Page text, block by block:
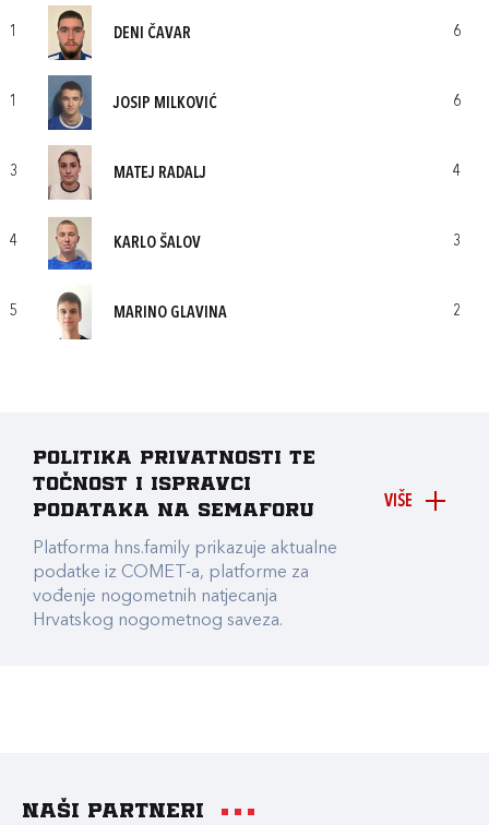
1 DENI ČAVAR 6
1 JOSIP MILKOVIĆ 6
3 MATEJ RADALJ 4
4 KARLO ŠALOV 3
5 MARINO GLAVINA 2
VIŠE
Politika privatnosti te
točnost i ispravci
podataka na Semaforu
Platforma hns.family prikazuje aktualne
podatke iz COMET-a, platforme za
vođenje nogometnih natjecanja
Hrvatskog nogometnog saveza.
Naši partneri